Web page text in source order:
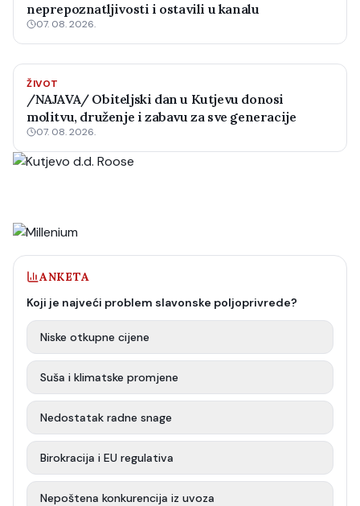
neprepoznatljivosti i ostavili u kanalu
07. 08. 2026.
ŽIVOT
/NAJAVA/ Obiteljski dan u Kutjevu donosi
molitvu, druženje i zabavu za sve generacije
07. 08. 2026.
ANKETA
Koji je najveći problem slavonske poljoprivrede?
Niske otkupne cijene
Suša i klimatske promjene
Nedostatak radne snage
Birokracija i EU regulativa
Nepoštena konkurencija iz uvoza